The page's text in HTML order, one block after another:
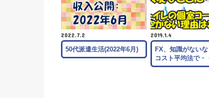
2022.7.2
50代派遣生活(2022年6月)
2019.1.4
FX、知識がない
コスト平均法で・